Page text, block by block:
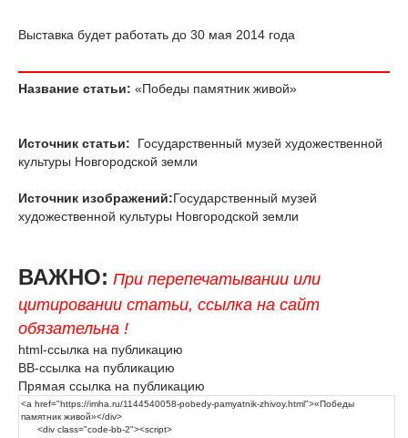
Выставка будет работать до 30 мая 2014 года
Название статьи: «Победы памятник живой»
Источник статьи:
Государственный музей художественной
культуры Новгородской земли
Источник изображений:Государственный музей
художественной культуры Новгородской земли
ВАЖНО: При перепечатывании или
цитировании статьи, ссылка на сайт
обязательна !
html-ссылка на публикацию
BB-ссылка на публикацию
Прямая ссылка на публикацию